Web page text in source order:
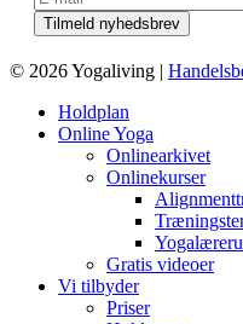
© 2026 Yogaliving |
Holdplan
Online Yoga
Onlinearkivet
Onlinekurser
Gratis videoer
Vi tilbyder
Priser